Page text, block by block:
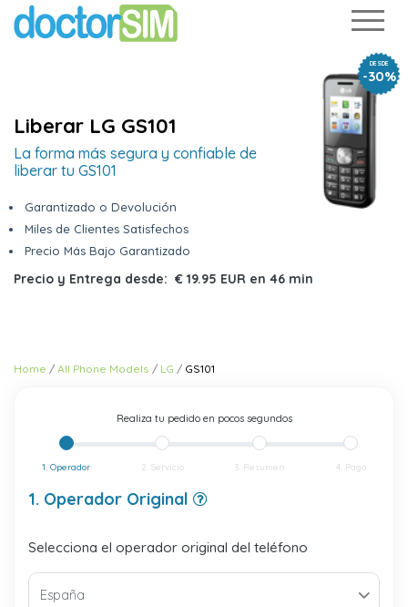
DESDE
-30%
Liberar LG GS101
La forma más segura y confiable de
liberar tu GS101
Garantizado o Devolución
Miles de Clientes Satisfechos
Precio Más Bajo Garantizado
Precio y Entrega desde: € 19.95 EUR en 46 min
Home All Phone Models LG GS101
Realiza tu pedido en pocos segundos
1. Operador 2. Servicio 3. Resumen 4. Pago
1. Operador Original
Selecciona el operador original del teléfono